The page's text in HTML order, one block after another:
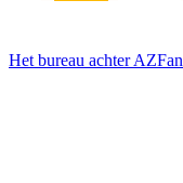
Het bureau achter